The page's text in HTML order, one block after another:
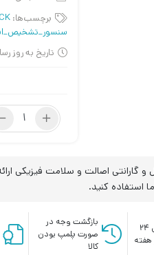
برچسب‌ها:
تاریخ به روز
سنسور
GTB6-گارانتی اصالت و سلامت فیزیکی
استفاده کنید.
پشتیبانی عالی ۲۴
بازگشت وجه در
صورت پلمپ بودن
کالا